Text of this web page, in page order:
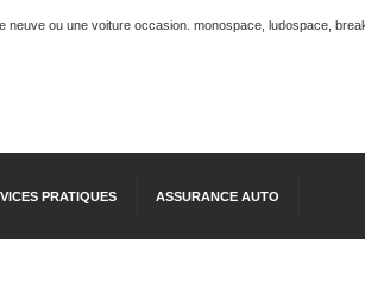
ou une voiture occasion. monospace, ludospace,
PRATIQUES ASSURANCE AUTO